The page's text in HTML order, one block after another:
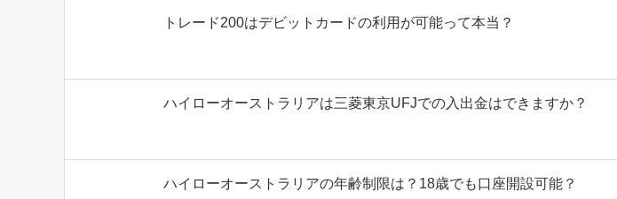
トレード200はデビットカードの利用が可能って本当？
ハイローオーストラリアは三菱東京UFJでの入出金はできますか？
ハイローオーストラリアの年齢制限は？18歳でも口座開設可能？